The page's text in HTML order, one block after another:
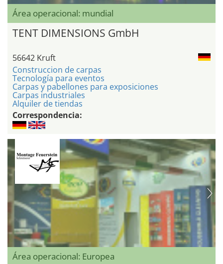
Área operacional: mundial
TENT DIMENSIONS GmbH
56642 Kruft
Construccion de carpas
Tecnología para eventos
Carpas y pabellones para exposiciones
Carpas industriales
Alquiler de tiendas
Correspondencia:
Área operacional: Europea